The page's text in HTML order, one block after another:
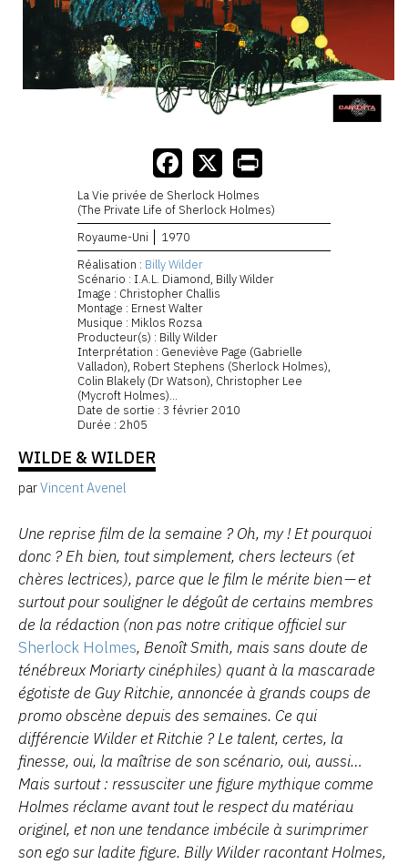
La Vie privée de Sherlock Holmes
(The Private Life of Sherlock Holmes)
Royaume-Uni
1970
Réalisation : Billy Wilder
Scénario : I.A.L. Diamond, Billy Wilder
Image : Christopher Challis
Montage : Ernest Walter
Musique : Miklos Rozsa
Producteur(s) : Billy Wilder
Interprétation : Geneviève Page (Gabrielle
Valladon), Robert Stephens (Sherlock Holmes),
Colin Blakely (Dr Watson), Christopher Lee
(Mycroft Holmes)...
Date de sortie : 3 février 2010
Durée : 2h05
WILDE & WILDER
parVincent Avenel
Une reprise film de la semaine ? Oh, my ! Et pourquoi
donc ? Eh bien, tout simplement, chers lecteurs (et
chères lectrices), parce que le film le mérite bien — et
surtout pour souligner le dégoût de certains membres
de la rédaction (non pas notre critique officiel sur
Sherlock Holmes, Benoît Smith, mais sans doute de
ténébreux Moriarty cinéphiles) quant à la mascarade
égotiste de Guy Ritchie, annoncée à grands coups de
promo obscène depuis des semaines. Ce qui
différencie Wilder et Ritchie ? Le talent, certes, la
finesse, oui, la maîtrise de son scénario, oui, aussi…
Mais surtout : ressusciter une figure mythique comme
Holmes réclame avant tout le respect du matériau
originel, et non une tendance imbécile à surimprimer
son ego sur ladite figure. Billy Wilder racontant Holmes,